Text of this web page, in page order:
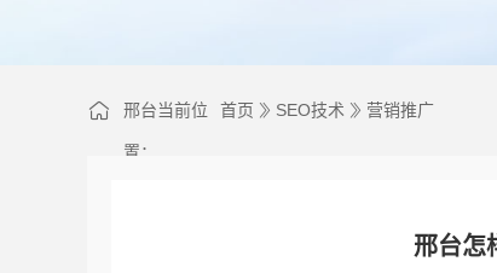
邢台当前位
置：
首页 SEO技术 营销推广
邢台怎